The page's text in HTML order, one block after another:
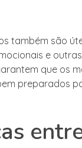
também são
e
que os
preparados